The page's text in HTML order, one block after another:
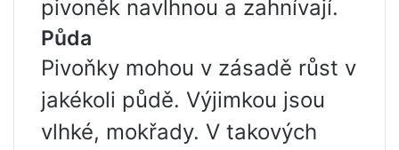
pivoněk navlhnou a zahnívají.
Půda
Pivoňky mohou v zásadě růst v
jakékoli půdě. Výjimkou jsou
vlhké, mokřady. V takových